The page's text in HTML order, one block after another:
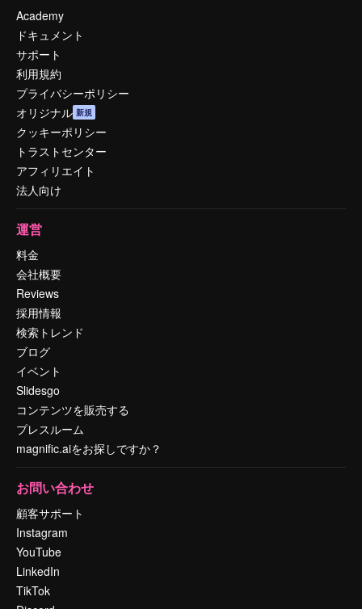
Academy
ドキュメント
サポート
利用規約
プライバシーポリシー
オリジナル 新規
クッキーポリシー
トラストセンター
アフィリエイト
法人向け
運営
料金
会社概要
Reviews
採用情報
検索トレンド
ブログ
イベント
Slidesgo
コンテンツを販売する
プレスルーム
magnific.aiをお探しですか？
お問い合わせ
顧客サポート
Instagram
YouTube
LinkedIn
TikTok